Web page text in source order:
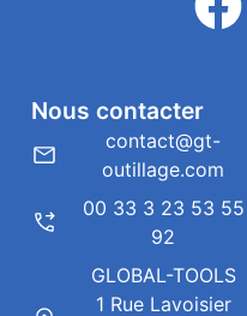
Nous contacter
contact@gt-
outillage.com
00 33 3 23 53 55
92
GLOBAL-TOOLS
1 Rue Lavoisier